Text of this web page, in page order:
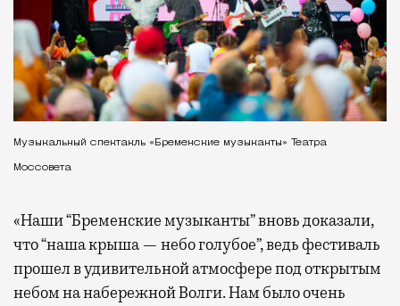
Музыкальный спектакль «Бременские музыканты» Театра
Моссовета
«Наши “Бременские музыканты” вновь доказали,
что “наша крыша — небо голубое”, ведь фестиваль
прошел в удивительной атмосфере под открытым
небом на набережной Волги. Нам было очень